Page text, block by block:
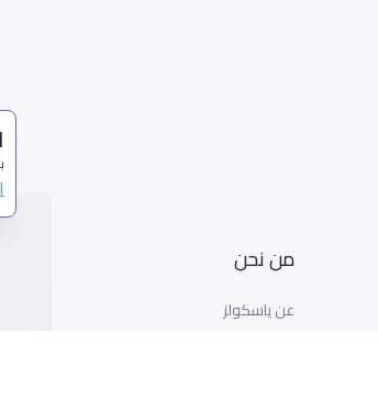
من نحن
عن ياسكولز